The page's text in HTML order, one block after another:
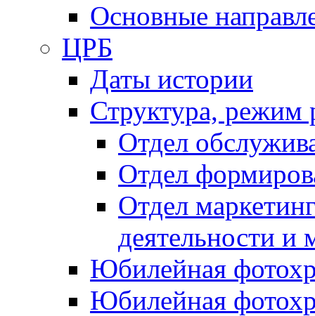
Основные
ЦРБ
Даты истории
Структура, режим
Отдел
Отдел
Отдел
деятельности и
Юбилейная
Юбилейная